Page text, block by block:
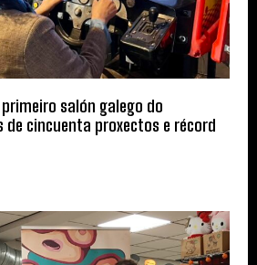
salón galego do
de cincuenta proxectos e récord